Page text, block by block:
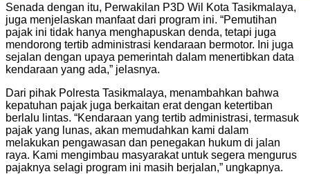
Senada dengan itu, Perwakilan P3D Wil Kota Tasikmalaya,
juga menjelaskan manfaat dari program ini. “Pemutihan
pajak ini tidak hanya menghapuskan denda, tetapi juga
mendorong tertib administrasi kendaraan bermotor. Ini juga
sejalan dengan upaya pemerintah dalam menertibkan data
kendaraan yang ada,” jelasnya.
Dari pihak Polresta Tasikmalaya, menambahkan bahwa
kepatuhan pajak juga berkaitan erat dengan ketertiban
berlalu lintas. “Kendaraan yang tertib administrasi, termasuk
pajak yang lunas, akan memudahkan kami dalam
melakukan pengawasan dan penegakan hukum di jalan
raya. Kami mengimbau masyarakat untuk segera mengurus
pajaknya selagi program ini masih berjalan,” ungkapnya.